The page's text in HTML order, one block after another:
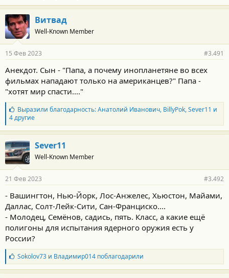
Витвад
Well-Known Member
15 Фев 2023 #3.491
Анекдот. Сын - "Папа, а почему инопланетяне во всех
фильмах нападают только на американцев?" Папа -
"хотят мир спасти...."
Б
л
а
г
о
д
а
р
о
т
и
:
Выразили благодарность:Анатолий Иванович, BillyPok,Sever11 и
4 другие
Sever11
Well-Known Member
21 Фев 2023 #3.492
- Вашингтон, Нью-Йорк, Лос-Анжелес, Хьюстон, Майами,
Даллас, Солт-Лейк-Сити, Сан-Франциско....
- Молодец, Семёнов, садись, пять. Класс, а какие ещё
полигоны для испытания ядерного оружия есть у
России?
Б
л
а
Sokolov73и Владимир014поблагодарили